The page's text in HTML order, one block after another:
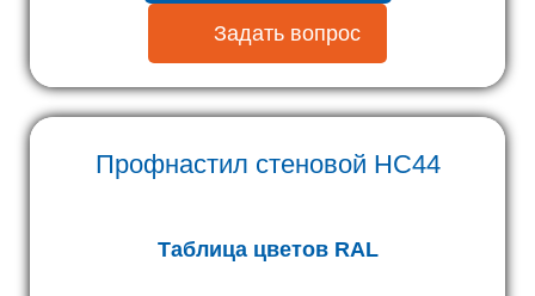
Задать вопрос
Профнастил стеновой HC44
Таблица цветов RAL